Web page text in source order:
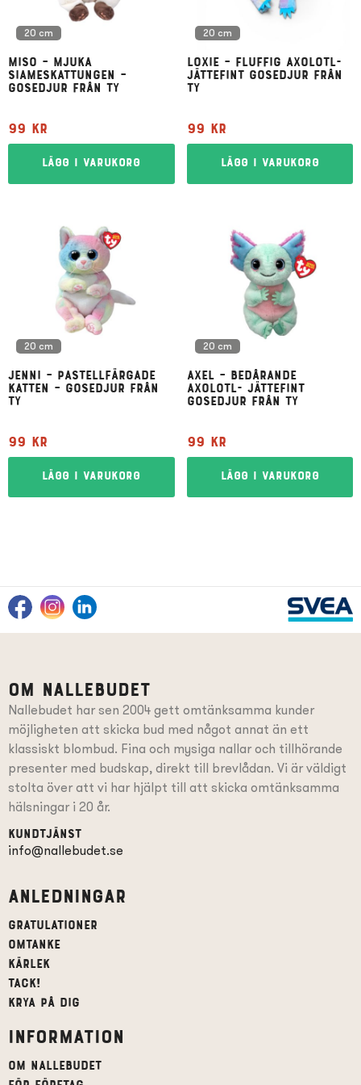
20 cm
Miso – mjuka
siameskattungen –
gosedjur från Ty
99 kr
Lägg i varukorg
20 cm
Loxie – fluffig axolotl-
jättefint gosedjur från
Ty
99 kr
Lägg i varukorg
20 cm
Jenni – pastellfärgade
katten – gosedjur från
Ty
99 kr
Lägg i varukorg
20 cm
Axel – bedårande
axolotl- jättefint
gosedjur från Ty
99 kr
Lägg i varukorg
Om Nallebudet
Nallebudet har sen 2004 gett omtänksamma kunder
möjligheten att skicka bud med något annat än ett
klassiskt blombud. Fina och mysiga nallar och tillhörande
presentermed budskap, direkt till brevlådan. Vi är väldigt
stolta över att vi har hjälpt till att skicka omtänksamma
hälsningar i 20 år.
Kundtjänst
info@nallebudet.se
Anledningar
Gratulationer
Omtanke
Kärlek
Tack!
Krya på dig
Information
Om Nallebudet